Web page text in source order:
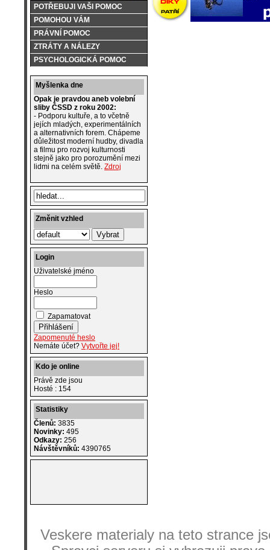
POTŘEBUJI VAŠI POMOC
POMOHOU VÁM
PRÁVNÍ POMOC
ZTRÁTY A NÁLEZY
PSYCHOLOGICKÁ POMOC
Myšlenka dne
Opak je pravdou aneb volební
sliby ČSSD z roku 2002:
- Podporu kultuře, a to včetně
jejích mladých, experimentálních
a alternativních forem. Chápeme
důležitost moderní hudby, divadla
a filmu pro rozvoj kulturnosti
stejně jako pro porozumění mezi
lidmi na celém světě. Zdroj
Změnit vzhled
Login
Uživatelské jméno
Heslo
Zapamatovat
Zapomenuté heslo
Nemáte účet? Vytvořte jej!
Kdo je online
Právě zde jsou
Hosté : 154
Statistiky
Členů: 3835
Novinky: 495
Odkazy: 256
Návštěvníků: 4390765
Veskere materialy na teto strance